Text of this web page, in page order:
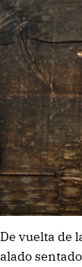
De vuelta de
alado